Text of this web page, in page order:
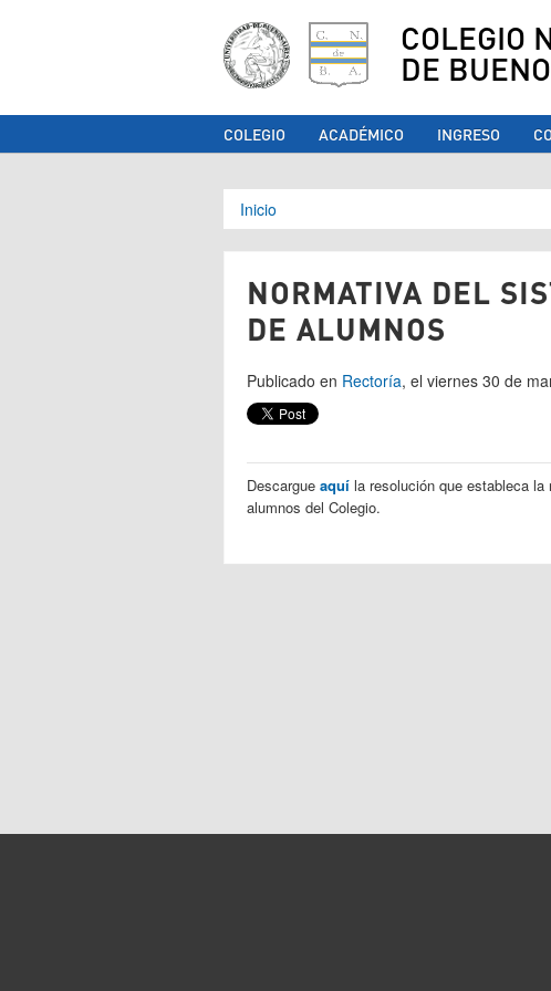
COLEGIO
DE
COLEGIO ACADÉMICO INGRESO
Se encuentra usted
Inicio
NORMATIVA DEL
DE ALUMNOS
Publicado en Rectoría, el viernes 30 de
Descargue aquí la resolución que estableca
alumnos del Colegio.